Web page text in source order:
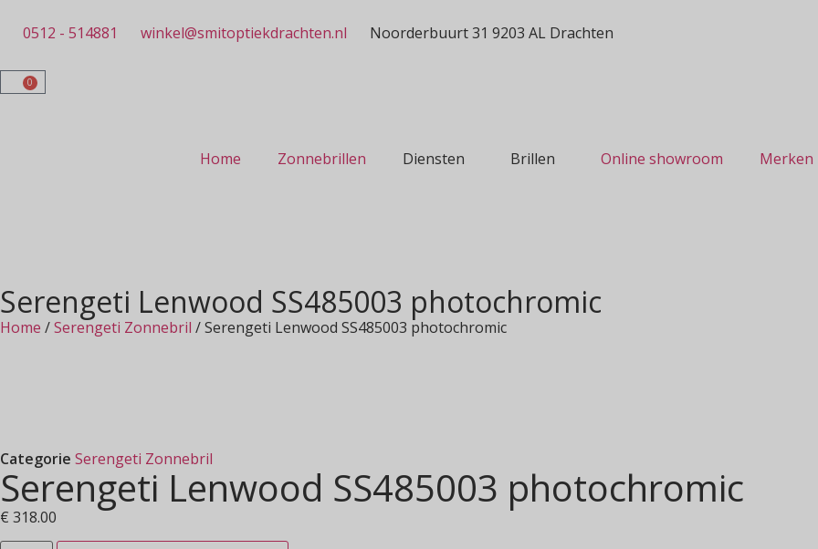
0512 - 514881 winkel@smitoptiekdrachten.nl Noorderbuurt 31 9203 AL Drachten
0
Home Zonnebrillen Diensten Brillen Online showroom Merken
Serengeti Lenwood SS485003 photochromic
Home /Serengeti Zonnebril / Serengeti Lenwood SS485003 photochromic
Categorie Serengeti Zonnebril
Serengeti Lenwood SS485003 photochromic
€ 318.00